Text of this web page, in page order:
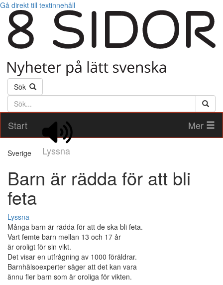
Gå direkt till textinnehåll
Sök
Söktext
Start
Lyssna
Mer
Sverige
Barn är rädda för att bli
feta
Lyssna
Många barn är rädda för att de ska bli feta.
Vart femte barn mellan 13 och 17 år
är oroligt för sin vikt.
Det visar en utfrågning av 1000 föräldrar.
Barnhälsoexperter säger att det kan vara
ännu fler barn som är oroliga för vikten.